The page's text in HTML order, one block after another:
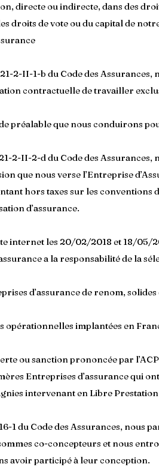
directe ou indirecte, dans des
droits de vote ou du capital de
2-II-1-b du Code des Assurances,
contractuelle de travailler
préalable que nous conduirons
2-II-2-d du Code des Assurances,
que nous verse l’Entreprise
hors taxes sur les conventions
d’assurance.
internet les 20/02/2018 et 18/05/
a la responsabilité de la
d’assurance de renom,
opérationnelles implantées en
ou sanction prononcée par
Entreprises d’assurance qui
intervenant en Libre
1 du Code des Assurances, nous
co-concepteurs et nous
avoir participé à leur conception.